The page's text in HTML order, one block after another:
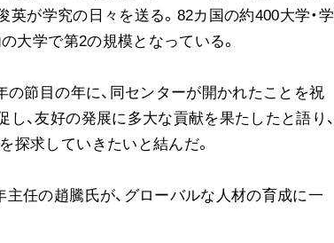
英が学究の日々を送る。82カ国の約400大学・学
大学で第2の規模となっている。
節目の年に、同センターが開かれたことを祝
、友好の発展に多大な貢献を果たしたと語り、
探求していきたいと結んだ。
任の趙騰氏が、グローバルな人材の育成に一